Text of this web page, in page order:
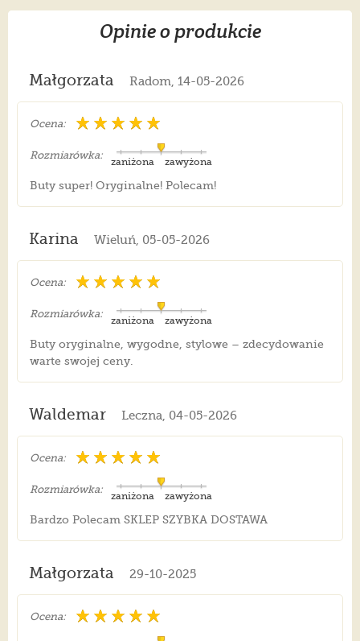
Opinie o produkcie
Małgorzata Radom, 14-05-2026
Ocena:
Rozmiarówka:
zawyżona
zaniżona
Buty super! Oryginalne! Polecam!
Karina Wieluń, 05-05-2026
Ocena:
Rozmiarówka:
zawyżona
zaniżona
Buty oryginalne, wygodne, stylowe – zdecydowanie
warte swojej ceny.
Waldemar Leczna, 04-05-2026
Ocena:
Rozmiarówka:
zawyżona
zaniżona
Bardzo Polecam SKLEP SZYBKA DOSTAWA
Małgorzata 29-10-2025
Ocena: